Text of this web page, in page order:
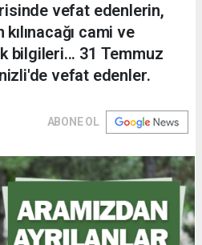
vefat edenlerin,
cami ve
bilgileri... 31 Temmuz
vefat edenler.
ABONE OL